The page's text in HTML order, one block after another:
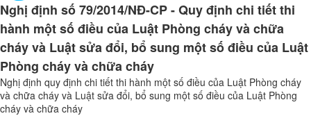
Nghị định số 79/2014/NĐ-CP - Quy định chi tiết thi
hành một số điều của Luật Phòng cháy và chữa
cháy và Luật sửa đổi, bổ sung một số điều của Luật
Phòng cháy và chữa cháy
Nghị định quy định chi tiết thi hành một số điều của Luật Phòng cháy
và chữa cháy và Luật sửa đổi, bổ sung một số điều của Luật Phòng
cháy và chữa cháy